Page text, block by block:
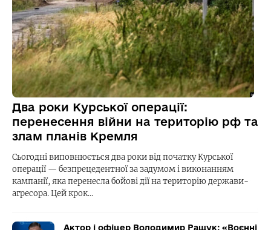
Два роки Курської операції:
перенесення війни на територію рф та
злам планів Кремля
Сьогодні виповнюється два роки від початку Курської
операції — безпрецедентної за задумом і виконанням
кампанії, яка перенесла бойові дії на територію держави-
агресора. Цей крок…
Актор і офіцер Володимир Ращук: «Воєнні